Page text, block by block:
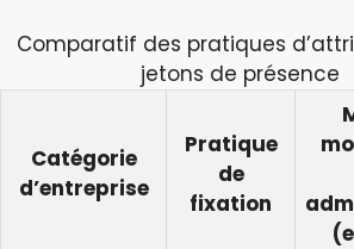
Comparatif des pratiques
jetons de présence
Catégorie
d’entreprise
Pratique
de
fixation